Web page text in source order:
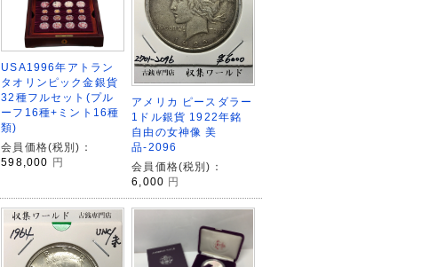
USA1996年アトラン
タオリンピック金銀貨
32種フルセット(プル
ーフ16種+ミント16種
類)
会員価格(税別)：
598,000
円
アメリカ ピースダラー
1ドル銀貨 1922年銘
自由の女神像 美
品-2096
会員価格(税別)：
6,000 円